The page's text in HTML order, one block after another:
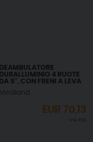
DEAMBULATORE
DURALLUMINIO 4 RUOTE
DA 5'', CON FRENI A LEVA
Mediland
EUR70,13
IVA incl.